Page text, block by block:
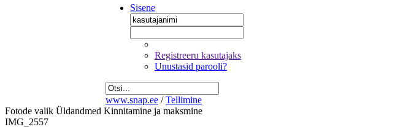
Sisene
Registreeru kasutajaks
Unustasid parooli?
www.snap.ee / Tellimine
Fotode valik Üldandmed Kinnitamine ja maksmine
IMG_2557